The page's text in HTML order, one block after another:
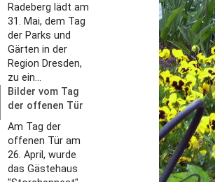
Radeberg lädt am
31. Mai, dem Tag
der Parks und
Gärten in der
Region Dresden,
zu ein...
Bilder vom Tag
der offenen Tür
2026
Am Tag der
offenen Tür am
26. April, wurde
das Gästehaus